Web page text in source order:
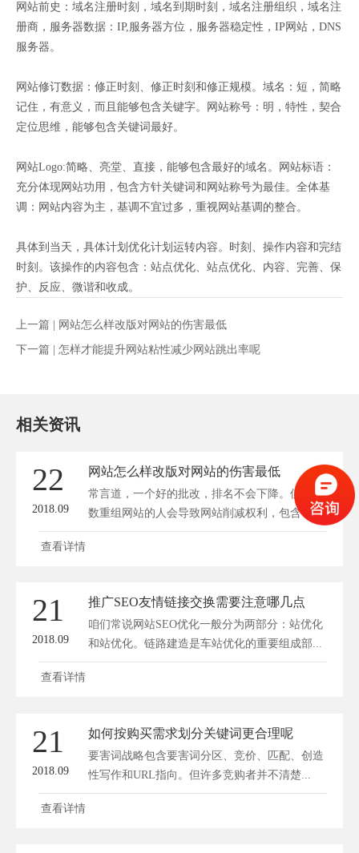
网站前史：域名注册时刻，域名到期时刻，域名注册组织，域名注
册商，服务器数据：IP,服务器方位，服务器稳定性，IP网站，DNS
服务器。
网站修订数据：修正时刻、修正时刻和修正规模。域名：短，简略
记住，有意义，而且能够包含关键字。网站称号：明，特性，契合
定位思维，能够包含关键词最好。
网站Logo:简略、亮堂、直接，能够包含最好的域名。网站标语：
充分体现网站功用，包含方针关键词和网站称号为最佳。全体基
调：网站内容为主，基调不宜过多，重视网站基调的整合。
具体到当天，具体计划优化计划运转内容。时刻、操作内容和完结
时刻。该操作的内容包含：站点优化、站点优化、内容、完善、保
护、反应、微谐和收成。
上一篇 | 网站怎么样改版对网站的伤害最低
下一篇 | 怎样才能提升网站粘性减少网站跳出率呢
相关资讯
22
2018.09
网站怎么样改版对网站的伤害最低
常言道，一个好的批改，排名不会下降。但大多
数重组网站的人会导致网站削减权利，包含，排
名和...
查看详情
21
2018.09
推广SEO友情链接交换需要注意哪几点
咱们常说网站SEO优化一般分为两部分：站优化
和站优化。链路建造是车站优化的重要组成部...
查看详情
21
2018.09
如何按购买需求划分关键词更合理呢
要害词战略包含要害词分区、竞价、匹配、创造
性写作和URL指向。但许多竞购者并不清楚...
查看详情